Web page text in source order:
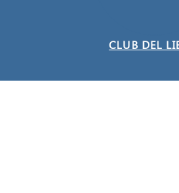
CLUB DEL